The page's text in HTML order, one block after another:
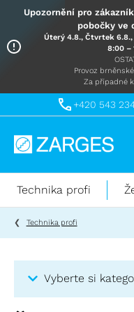
Upozornění pro
pobočky ve
Úterý 4.8., Čtvrtek 6.8.,
8:00 –
Provoz
Za případné
+420 543
Technika
práci
výškách
Technika profi
Technika profi
Vyberte si